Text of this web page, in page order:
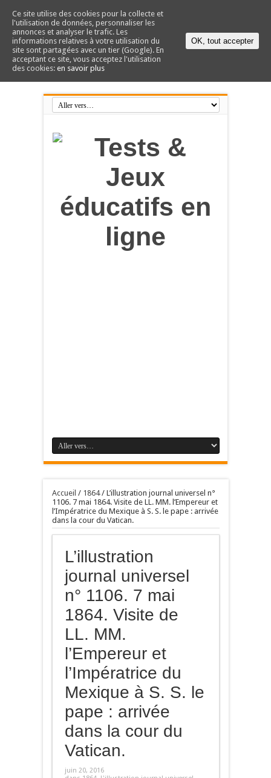
Accueil / 1864/ L’illustration journal universel n°
1106. 7 mai 1864. Visite de LL. MM. l’Empereur et
l’Impératrice du Mexique à S. S. le pape : arrivée
dans la cour du Vatican.
L’illustration
journal universel
n° 1106. 7 mai
1864. Visite de
LL. MM.
l’Empereur et
l’Impératrice du
Mexique à S. S. le
pape : arrivée
dans la cour du
Vatican.
juin 20, 2016
Ce site utilise des cookies pour la collecte et
l'utilisation de données, personnaliser les
annonces et analyser le trafic. Les
informations relatives à votre utilisation du
site sont partagées avec un tier (Google). En
acceptant ce site, vous acceptez l'utilisation
des cookies: en savoir plus
OK, tout accepter